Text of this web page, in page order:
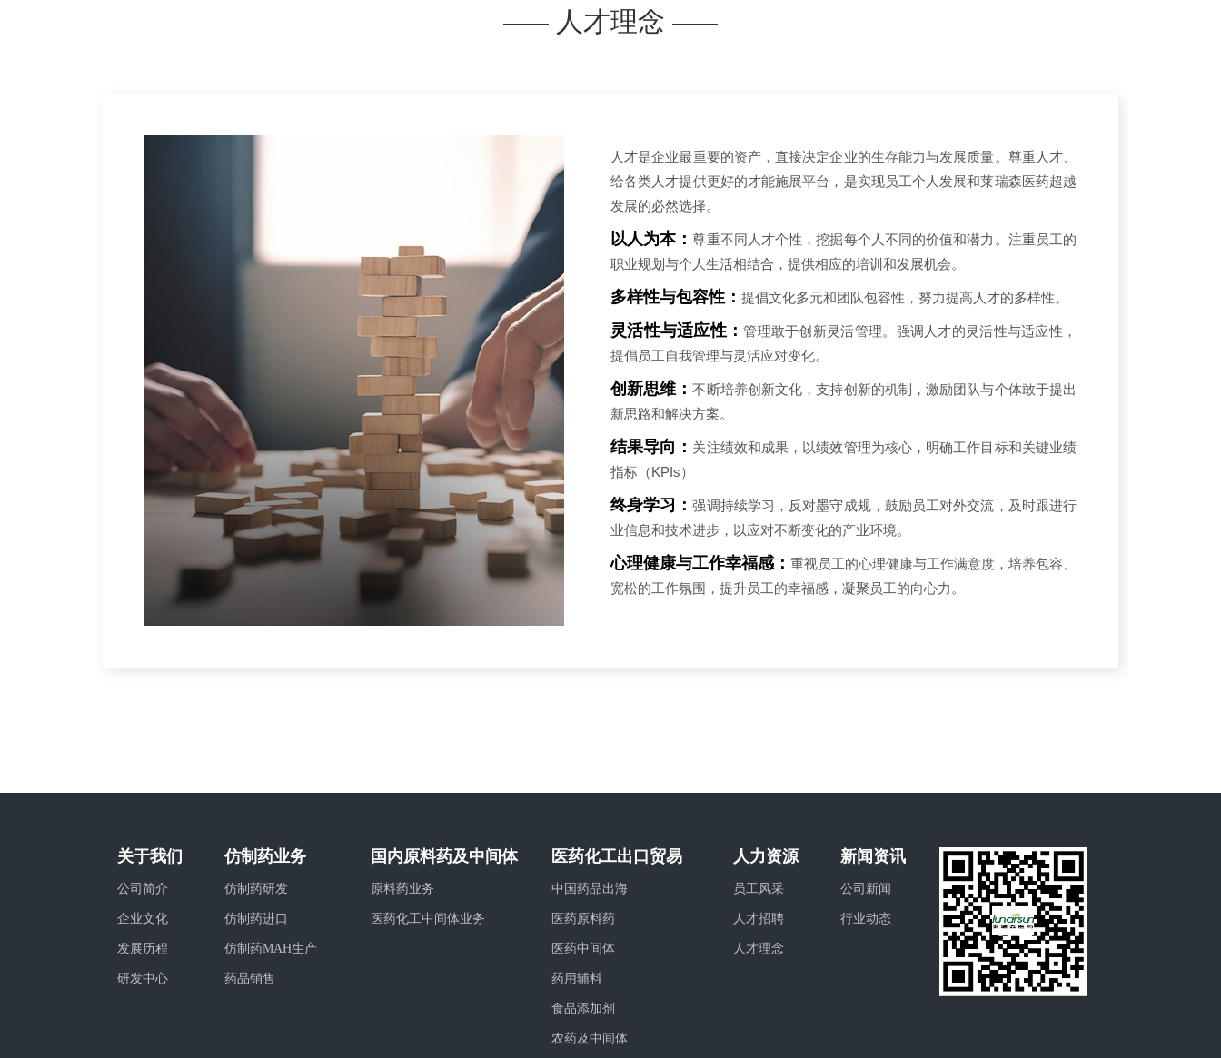
人才理念
人才是企业最重要的资产，直接决定企业的生存能力与发展质量。尊重人才、
给各类人才提供更好的才能施展平台，是实现员工个人发展和莱瑞森医药超越
发展的必然选择。
以人为本：尊重不同人才个性，挖掘每个人不同的价值和潜力。注重员工的
职业规划与个人生活相结合，提供相应的培训和发展机会。
多样性与包容性： 提倡文化多元和团队包容性，努力提高人才的多样性。
灵活性与适应性：管理敢于创新灵活管理。强调人才的灵活性与适应性，
提倡员工自我管理与灵活应对变化。
创新思维：不断培养创新文化，支持创新的机制，激励团队与个体敢于提出
新思路和解决方案。
结果导向： 关注绩效和成果，以绩效管理为核心，明确工作目标和关键业绩
指标（KPIs）
终身学习：强调持续学习，反对墨守成规，鼓励员工对外交流，及时跟进行
业信息和技术进步，以应对不断变化的产业环境。
心理健康与工作幸福感： 重视员工的心理健康与工作满意度，培养包容、
宽松的工作氛围，提升员工的幸福感，凝聚员工的向心力。
关于我们
公司简介
企业文化
发展历程
研发中心
仿制药业务
仿制药研发
仿制药进口
仿制药MAH生产
药品销售
国内原料药及中间体
原料药业务
医药化工中间体业务
医药化工出口贸易
中国药品出海
医药原料药
医药中间体
药用辅料
食品添加剂
农药及中间体
人力资源
员工风采
人才招聘
人才理念
新闻资讯
公司新闻
行业动态